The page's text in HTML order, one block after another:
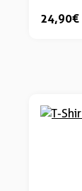
24,90 €